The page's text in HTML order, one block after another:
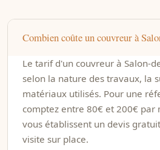
Combien coûte un couvreur à
Le tarif d'un couvreur à Salon-
selon la nature des travaux, la
matériaux utilisés. Pour une
comptez entre 80€ et 200€ par
vous établissent un devis
visite sur place.